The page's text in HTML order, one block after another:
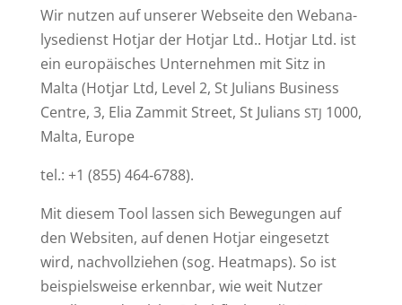
Wir nutzen auf unserer Web­seite den Web­ana­
ly­se­dienst Hotjar der Hotjar Ltd.. Hotjar Ltd. ist
ein euro­päi­sches Unter­nehmen mit Sitz in
Malta (Hotjar Ltd, Level 2, St Julians Business
Centre, 3, Elia Zammit Street, St Julians STJ 1000,
Malta, Europe
tel.: +1 (855) 464‑6788).
Mit diesem Tool lassen sich Bewe­gungen auf
den Web­siten, auf denen Hotjar ein­ge­setzt
wird, nach­voll­ziehen (sog. Heatmaps). So ist
bei­spiels­weise erkennbar, wie weit Nutzer